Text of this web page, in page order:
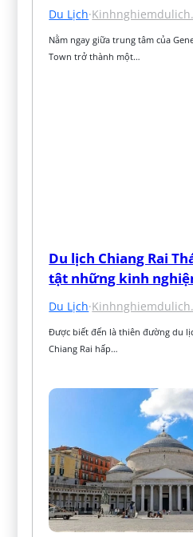
Du Lịch·
Nằm ngay giữa trung tâm của
Town trở thành một…
Du lịch Chiang Rai
tật những kinh
Du Lịch·
Được biết đến là thiên đường du
Chiang Rai hấp…